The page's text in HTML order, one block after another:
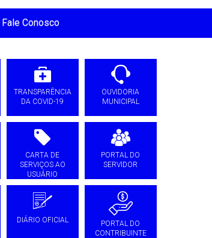
Fale Conosco
TRANSPARÊNCIA
DA COVID-19
OUVIDORIA
MUNICIPAL
CARTA DE
SERVIÇOS AO
USUÁRIO
PORTAL DO
SERVIDOR
DIÁRIO OFICIAL
PORTAL DO
CONTRIBUINTE